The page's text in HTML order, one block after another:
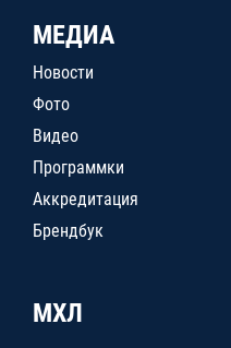
МЕДИА
Новости
Фото
Видео
Программки
Аккредитация
Брендбук
МХЛ